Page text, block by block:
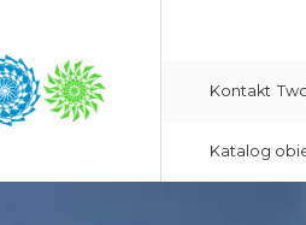
Kontakt
Katalog